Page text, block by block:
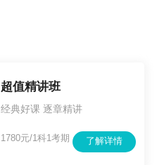
超值精讲班
经典好课 逐章精讲
了解详情
1780元/1科1考期